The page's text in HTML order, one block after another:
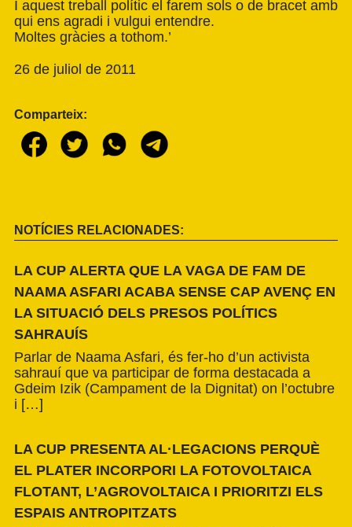
I aquest treball polític el farem sols o de bracet amb
qui ens agradi i vulgui entendre.
Moltes gràcies a tothom.’
26 de juliol de 2011
Comparteix:
NOTÍCIES RELACIONADES:
LA CUP ALERTA QUE LA VAGA DE FAM DE
NAAMA ASFARI ACABA SENSE CAP AVENÇ EN
LA SITUACIÓ DELS PRESOS POLÍTICS
SAHRAUÍS
Parlar de Naama Asfari, és fer-ho d’un activista
sahrauí que va participar de forma destacada a
Gdeim Izik (Campament de la Dignitat) on l’octubre
i […]
LA CUP PRESENTA AL·LEGACIONS PERQUÈ
EL PLATER INCORPORI LA FOTOVOLTAICA
FLOTANT, L’AGROVOLTAICA I PRIORITZI ELS
ESPAIS ANTROPITZATS